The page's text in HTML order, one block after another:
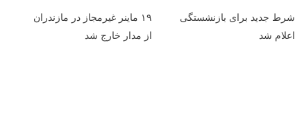
شرط جدید برای بازنشستگی
اعلام شد
۱۹ ماینر غیرمجاز در مازندران
از مدار خارج شد